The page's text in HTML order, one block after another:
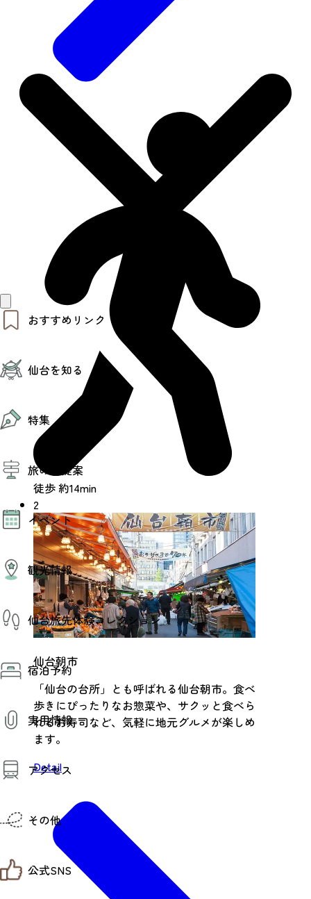
おすすめリンク
モデルコース
エリアガイド
お知らせ
お得なチケット
仙台を知る
仙台の魅力
エリアガイド
復興に向けて
仙台観光PR動画ライブラリー
仙台から行く東北周遊旅
伝統的工芸品
特集
夜時間トピックス
旅のご提案
モデルコース
AIおまかせコース
オリジナルプラン
みんなの旅行記
イベント
イベント情報
その他イベント情報（音楽・展示会）
スポーツ情報
コンベンション情報
観光情報
観光スポット
温泉
美味いもの
プロスポーツチーム・プロオーケストラ
仙台の銘品
仙台夜時間
宿泊施設
仙台観光マップ
仙台旅先体験コレクション
仙台旅先体験コレクション
体験プログラム検索（予約）
体験事業者からのお知らせ
体験トピックス
体験事業者
宿泊予約
宿泊予約
実用情報
お役立ち情報
仙台観光マップ
アクセス
仙台までの経路検索
市内の交通情報
お得なチケット
その他
お知らせ
お問い合わせ
公式SNS
徒歩 約14min
2
仙台朝市
「仙台の台所」とも呼ばれる仙台朝市。食べ
歩きにぴったりなお惣菜や、サクッと食べら
れるお寿司など、気軽に地元グルメが楽しめ
ます。
Detail